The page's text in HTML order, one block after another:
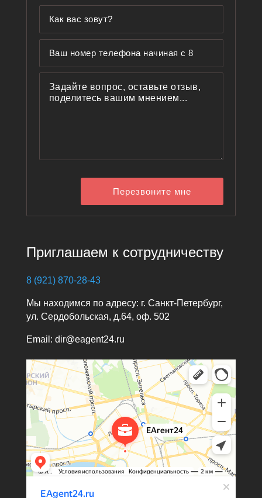
Перезвоните мне
Приглашаем к сотрудничеству
8 (921) 870-28-43
Мы находимся по адресу: г. Санкт-Петербург,
ул. Сердобольская, д.64, оф. 502
Email: dir@eagent24.ru